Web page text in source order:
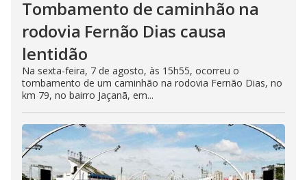
Tombamento de caminhão na
rodovia Fernão Dias causa
lentidão
Na sexta-feira, 7 de agosto, às 15h55, ocorreu o
tombamento de um caminhão na rodovia Fernão Dias, no
km 79, no bairro Jaçanã, em...